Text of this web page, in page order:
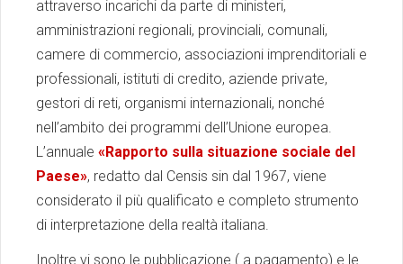
attraverso incarichi da parte di ministeri,
amministrazioni regionali, provinciali, comunali,
camere di commercio, associazioni imprenditoriali e
professionali, istituti di credito, aziende private,
gestori di reti, organismi internazionali, nonché
nell’ambito dei programmi dell’Unione europea.
L’annuale «Rapporto sulla situazione sociale del
Paese», redatto dal Censis sin dal 1967, viene
considerato il più qualificato e completo strumento
di interpretazione della realtà italiana.
Inoltre vi sono le pubblicazione ( a pagamento) e le